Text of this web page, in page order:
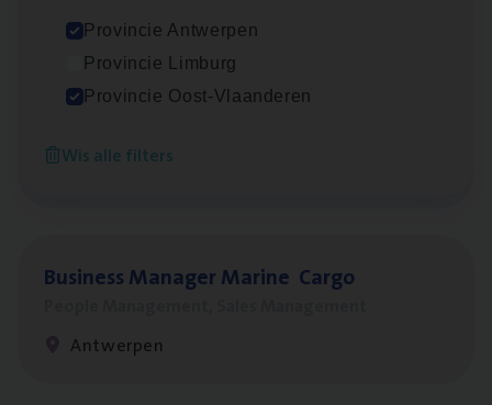
Provincie Antwerpen
Provincie Limburg
Provincie Oost-Vlaanderen
Wis alle filters
(Agi­le)ITPro­ject Manager
Antwerpen
Busi­ness Mana­ger Mari­ne Cargo
Antwerpen